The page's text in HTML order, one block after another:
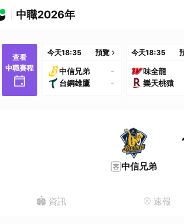
中職2026年
查看
中職賽程
今天18:35 預覽
中信兄弟 -
台鋼雄鷹 -
今天18:35
味全龍
樂天桃猿
中信兄弟
🏟️ 資訊 ⚾️ 速報